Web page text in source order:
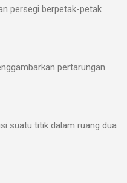
persegi berpetak-petak
pertarungan
suatu titik dalam ruang dua